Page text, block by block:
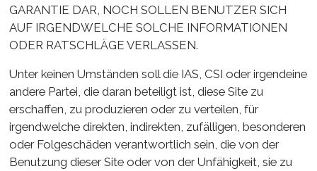
GARANTIE DAR, NOCH SOLLEN BENUTZER SICH
AUF IRGENDWELCHE SOLCHE INFORMATIONEN
ODER RATSCHLÄGE VERLASSEN.
Unter keinen Umständen soll die IAS, CSI oder irgendeine
andere Partei, die daran beteiligt ist, diese Site zu
erschaffen, zu produzieren oder zu verteilen, für
irgendwelche direkten, indirekten, zufälligen, besonderen
oder Folgeschäden verantwortlich sein, die von der
Benutzung dieser Site oder von der Unfähigkeit, sie zu